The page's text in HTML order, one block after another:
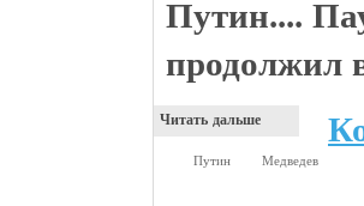
Путин....
продолжил
Читать дальше
Путин Медведев